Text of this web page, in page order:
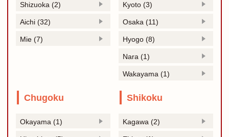
Shizuoka (2)
Aichi (32)
Mie (7)
Kyoto (3)
Osaka (11)
Hyogo (8)
Nara (1)
Wakayama (1)
Chugoku
Okayama (1)
Shikoku
Kagawa (2)